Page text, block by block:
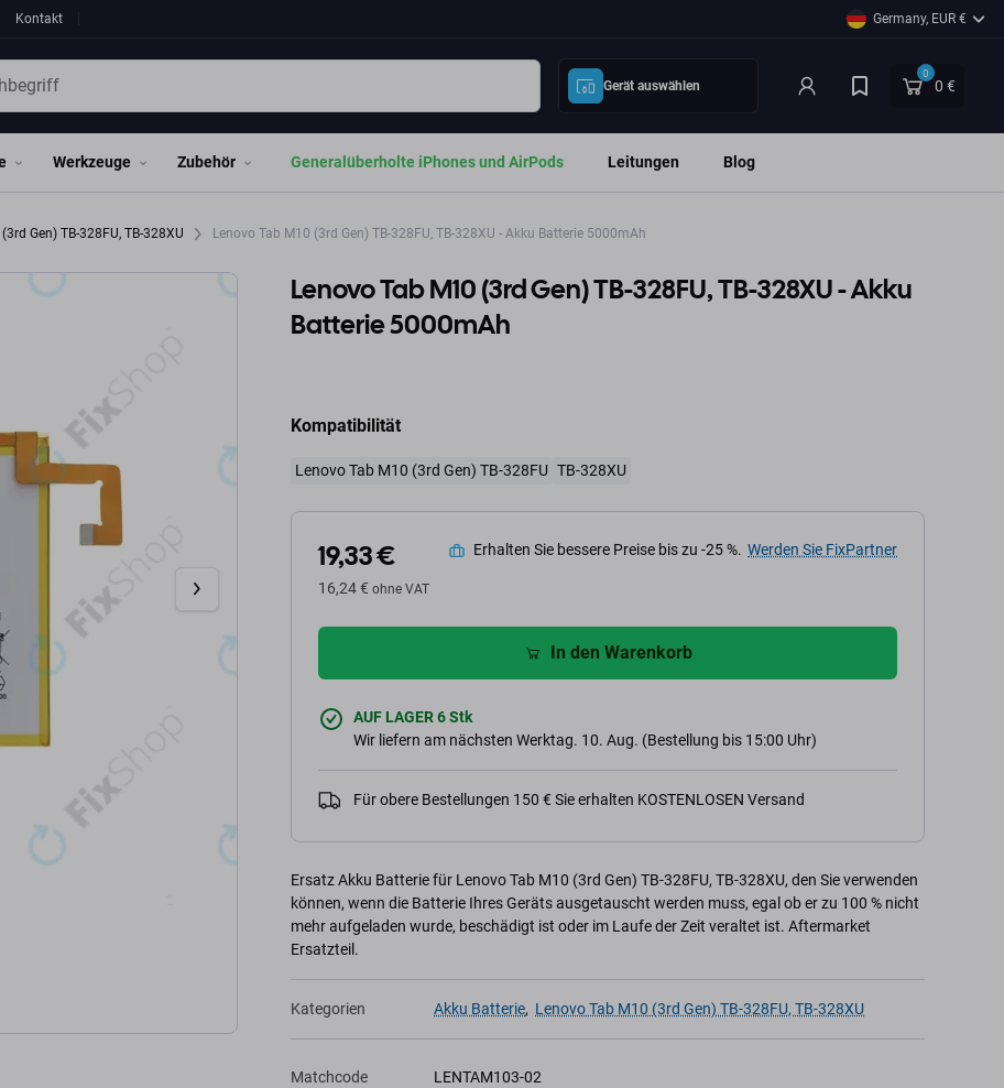
Kontakt Germany, EUR €
Gerät auswählen
0
0 €
Werkzeuge Zubehör Generalüberholte iPhones und AirPods Leitungen Blog
Gen) TB-328FU, TB-328XU Lenovo Tab M10 (3rd Gen) TB-328FU, TB-328XU - Akku Batterie 5000mAh
Lenovo Tab M10 (3rd Gen) TB-328FU, TB-328XU - Akku
Batterie 5000mAh
Kompatibilität
Lenovo Tab M10 (3rd Gen) TB-328FU TB-328XU
19,33 €
16,24 € ohne VAT
Erhalten Sie bessere Preise bis zu -25 %. Werden Sie FixPartner
In den Warenkorb
AUF LAGER 6 Stk
Wir liefern am nächsten Werktag. 10. Aug. (Bestellung bis 15:00 Uhr)
Für obere Bestellungen 150 € Sie erhalten KOSTENLOSEN Versand
Ersatz Akku Batterie für Lenovo Tab M10 (3rd Gen) TB-328FU, TB-328XU, den Sie verwenden
können, wenn die Batterie Ihres Geräts ausgetauscht werden muss, egal ob er zu 100 % nicht
mehr aufgeladen wurde, beschädigt ist oder im Laufe der Zeit veraltet ist. Aftermarket
Ersatzteil.
Kategorien Akku Batterie, Lenovo Tab M10 (3rd Gen) TB-328FU, TB-328XU
Matchcode LENTAM103-02